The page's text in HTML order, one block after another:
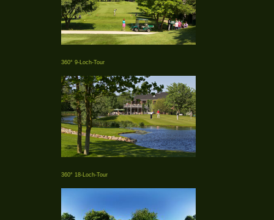
360° 9-Loch-Tour
360° 18-Loch-Tour